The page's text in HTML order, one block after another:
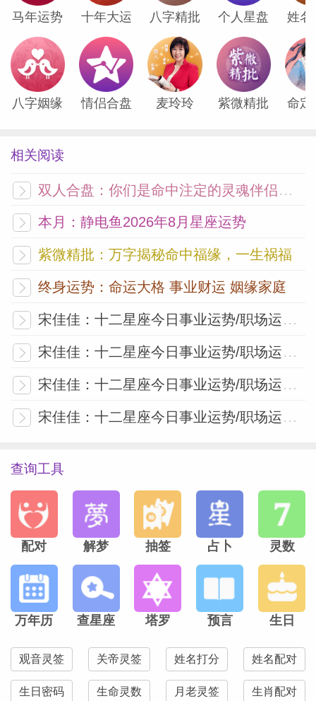
马年运势 十年大运 八字精批 个人星盘 姓名
八字姻缘 情侣合盘 麦玲玲 紫微精批 命定
相关阅读
双人合盘：你们是命中注定的灵魂伴侣吗？
本月：静电鱼2026年8月星座运势
紫微精批：万字揭秘命中福缘，一生祸福
终身运势：命运大格 事业财运 姻缘家庭
宋佳佳：十二星座今日事业运势/职场运势（6月9日）
宋佳佳：十二星座今日事业运势/职场运势（5月7日）
宋佳佳：十二星座今日事业运势/职场运势（4月30日）
宋佳佳：十二星座今日事业运势/职场运势（4月24日）
查询工具
配对 解梦 抽签 占卜 灵数
万年历 查星座 塔罗 预言 生日
观音灵签 关帝灵签 姓名打分 姓名配对
生日密码 生命灵数 月老灵签 生肖配对